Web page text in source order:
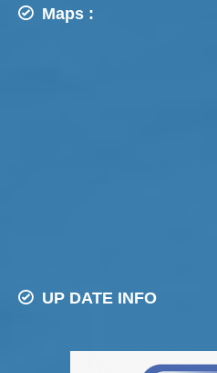
Maps :
UP DATE INFO